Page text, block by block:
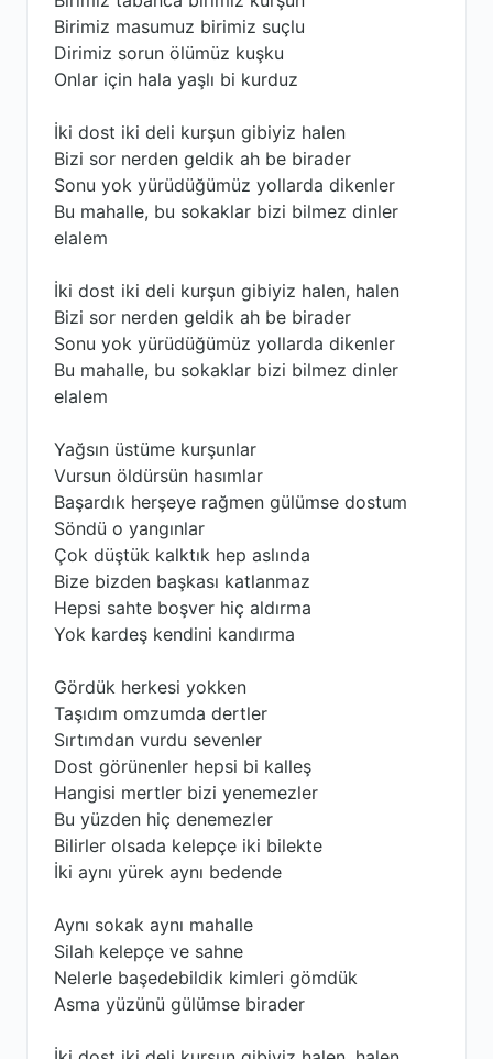
Birimiz masumuz birimiz suçlu
Dirimiz sorun ölümüz kuşku
Onlar için hala yaşlı bi kurduz
İki dost iki deli kurşun gibiyiz halen
Bizi sor nerden geldik ah be birader
Sonu yok yürüdüğümüz yollarda dikenler
Bu mahalle, bu sokaklar bizi bilmez dinler
elalem
İki dost iki deli kurşun gibiyiz halen, halen
Bizi sor nerden geldik ah be birader
Sonu yok yürüdüğümüz yollarda dikenler
Bu mahalle, bu sokaklar bizi bilmez dinler
elalem
Yağsın üstüme kurşunlar
Vursun öldürsün hasımlar
Başardık herşeye rağmen gülümse dostum
Söndü o yangınlar
Çok düştük kalktık hep aslında
Bize bizden başkası katlanmaz
Hepsi sahte boşver hiç aldırma
Yok kardeş kendini kandırma
Gördük herkesi yokken
Taşıdım omzumda dertler
Sırtımdan vurdu sevenler
Dost görünenler hepsi bi kalleş
Hangisi mertler bizi yenemezler
Bu yüzden hiç denemezler
Bilirler olsada kelepçe iki bilekte
İki aynı yürek aynı bedende
Aynı sokak aynı mahalle
Silah kelepçe ve sahne
Nelerle başedebildik kimleri gömdük
Asma yüzünü gülümse birader